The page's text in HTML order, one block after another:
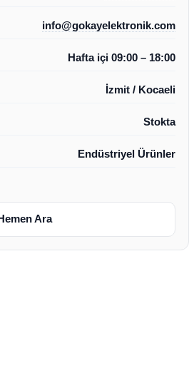
info@gokayelektronik.com
Hafta içi 09:00 – 18:00
İzmit / Kocaeli
Stokta
Endüstriyel Ürünler
Hemen Ara